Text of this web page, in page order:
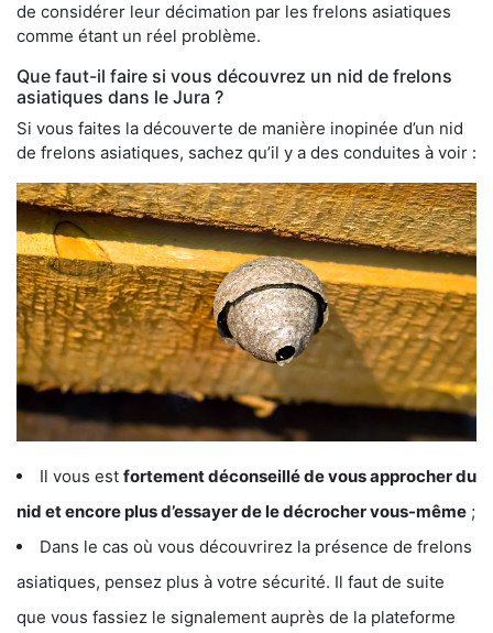
de considérer leur décimation par les frelons asiatiques
comme étant un réel problème.
Que faut-il faire si vous découvrez un nid de frelons
asiatiques dans le Jura ?
Si vous faites la découverte de manière inopinée d’un nid
de frelons asiatiques, sachez qu’il y a des conduites à voir :
Il vous est fortement déconseillé de vous approcher du
nid et encore plus d’essayer de le décrocher vous-même ;
Dans le cas où vous découvrirez la présence de frelons
asiatiques, pensez plus à votre sécurité. Il faut de suite
que vous fassiez le signalement auprès de la plateforme